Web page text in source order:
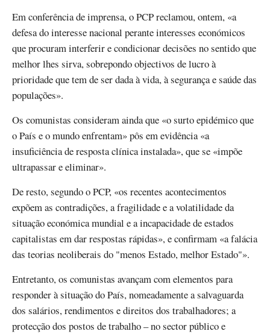
Em conferência de imprensa, o PCP reclamou, ontem, «a
defesa do interesse nacional perante interesses económicos
que procuram interferir e condicionar decisões no sentido que
melhor lhes sirva, sobrepondo objectivos de lucro à
prioridade que tem de ser dada à vida, à segurança e saúde das
populações».
Os comunistas consideram ainda que «o surto epidémico que
o País e o mundo enfrentam» pôs em evidência «a
insuficiência de resposta clínica instalada», que se «impõe
ultrapassar e eliminar».
De resto, segundo o PCP, «os recentes acontecimentos
expõem as contradições, a fragilidade e a volatilidade da
situação económica mundial e a incapacidade de estados
capitalistas em dar respostas rápidas», e confirmam «a falácia
das teorias neoliberais do "menos Estado, melhor Estado"».
Entretanto, os comunistas avançam com elementos para
responder à situação do País, nomeadamente a salvaguarda
dos salários, rendimentos e direitos dos trabalhadores; a
protecção dos postos de trabalho – no sector público e